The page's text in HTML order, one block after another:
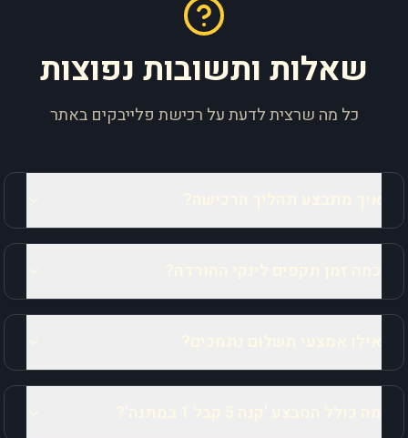
שאלות ותשובות נפוצות
כל מה שרצית לדעת על רכישת פלייבקים באתר